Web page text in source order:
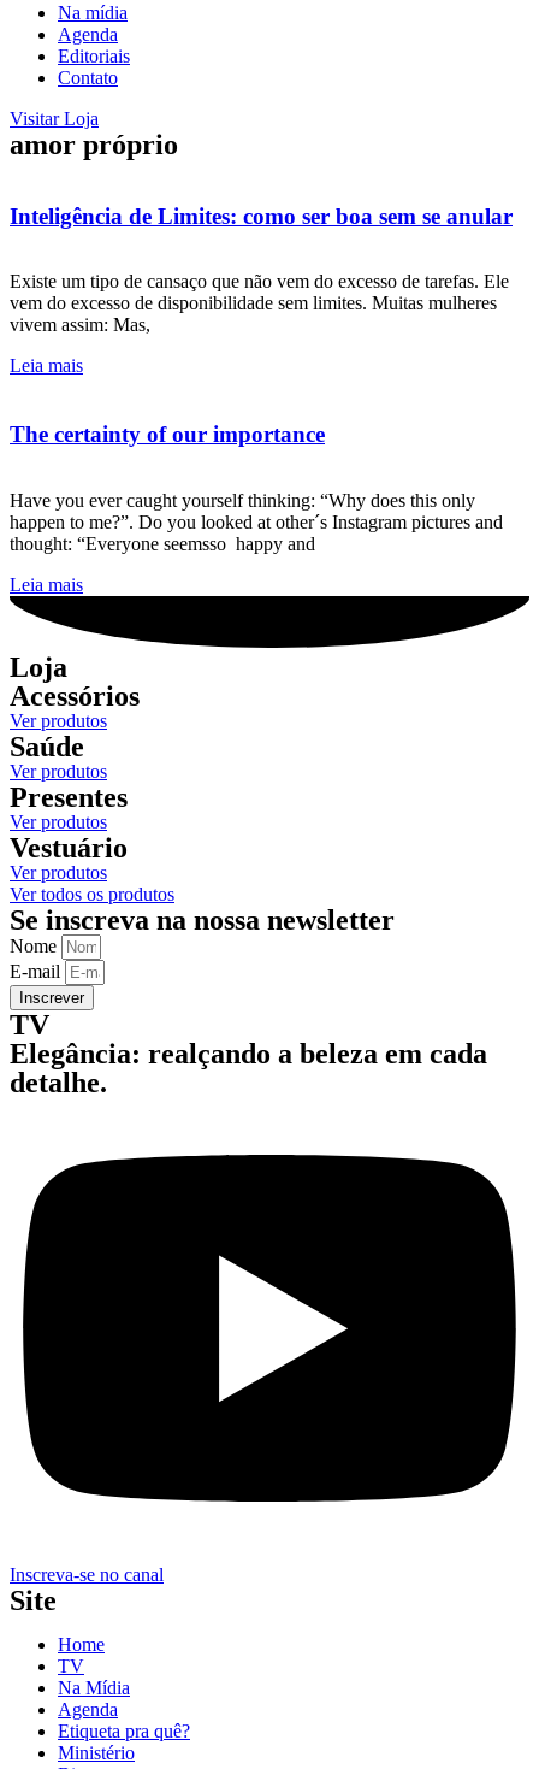
Na mídia
Agenda
Editoriais
Contato
Visitar Loja
amor próprio
Inteligência de Limites: como ser boa sem se anular
Existe um tipo de cansaço que não vem do excesso de tarefas. Ele
vem do excesso de disponibilidade sem limites. Muitas mulheres
vivem assim: Mas,
Leia mais
The certainty of our importance
Have you ever caught yourself thinking: “Why does this only
happen to me?”. Do you looked at other´s Instagram pictures and
thought: “Everyone seemsso happy and
Leia mais
Loja
Acessórios
Ver produtos
Saúde
Ver produtos
Presentes
Ver produtos
Vestuário
Ver produtos
Ver todos os produtos
Se inscreva na nossa newsletter
Nome
E-mail
Inscrever
TV
Elegância: realçando a beleza em cada
detalhe.
Inscreva-se no canal
Site
Home
TV
Na Mídia
Agenda
Etiqueta pra quê?
Ministério